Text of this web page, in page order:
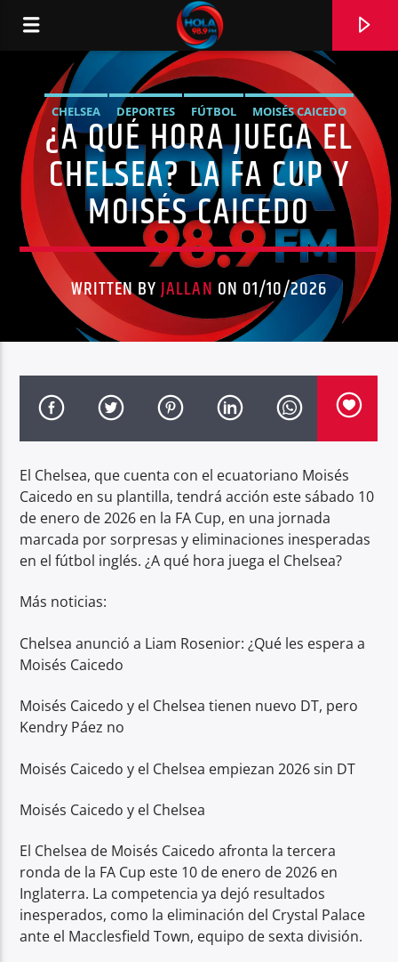
RADIO HOLA
0:00
Radio hola
CHELSEA DEPORTES FÚTBOL
MOISÉS CAICEDO
NOTICIAS
¿A QUÉ HORA JUEGA EL
CHELSEA? LA FA CUP Y
MOISÉS CAICEDO
WRITTEN BYJALLAN ON 01/10/2026
El Chelsea, que cuenta con el ecuatoriano Moisés
Caicedo en su plantilla, tendrá acción este sábado 10
de enero de 2026 en la FA Cup, en una jornada
marcada por sorpresas y eliminaciones inesperadas
en el fútbol inglés. ¿A qué hora juega el Chelsea?
Más noticias:
Chelsea anunció a Liam Rosenior: ¿Qué les espera a
Moisés Caicedo
Moisés Caicedo y el Chelsea tienen nuevo DT, pero
Kendry Páez no
Moisés Caicedo y el Chelsea empiezan 2026 sin DT
Moisés Caicedo y el Chelsea
El Chelsea de Moisés Caicedo afronta la tercera
ronda de la FA Cup este 10 de enero de 2026 en
Inglaterra. La competencia ya dejó resultados
inesperados, como la eliminación del Crystal Palace
ante el Macclesfield Town, equipo de sexta división.